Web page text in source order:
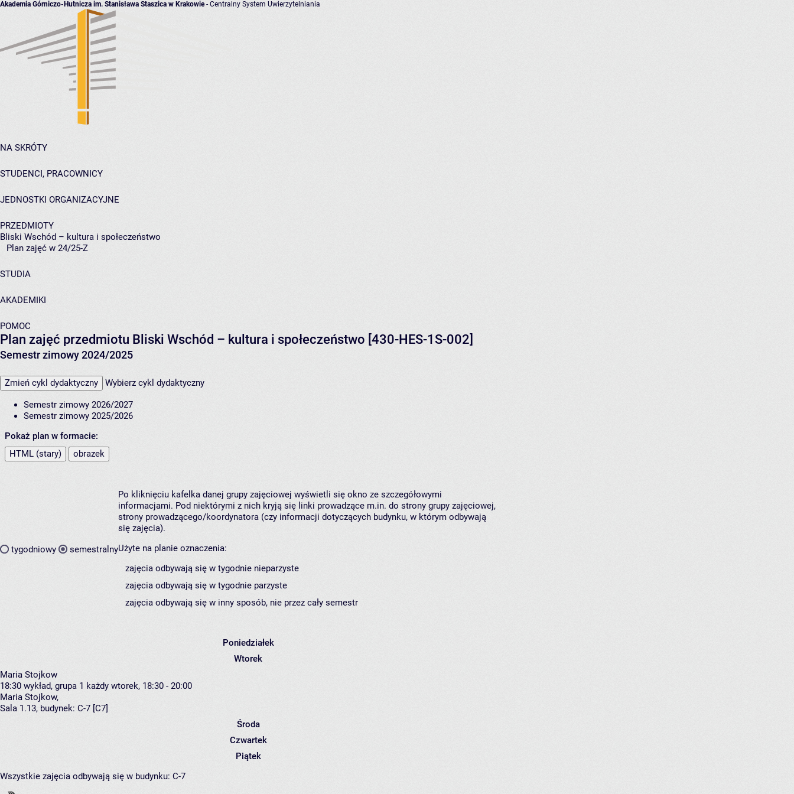
Akademia Górniczo-Hutnicza im. Stanisława Staszica w Krakowie- Centralny System Uwierzytelniania
NA SKRÓTY
STUDENCI, PRACOWNICY
JEDNOSTKI ORGANIZACYJNE
PRZEDMIOTY
Bliski Wschód – kultura i społeczeństwo
Plan zajęć w 24/25-Z
STUDIA
AKADEMIKI
POMOC
Plan zajęć przedmiotu Bliski Wschód – kultura i społeczeństwo [430-HES-1S-002]
Semestr zimowy 2024/2025
Zmień cykl dydaktyczny Wybierz cykl dydaktyczny
Semestr zimowy 2026/2027
Semestr zimowy 2025/2026
Pokaż plan w formacie:
HTML (stary)
obrazek
tygodniowy semestralny
Po kliknięciu kafelka danej grupy zajęciowej wyświetli się okno ze szczegółowymi
informacjami. Pod niektórymi z nich kryją się linki prowadzące m.in. do strony grupy zajęciowej,
strony prowadzącego/koordynatora (czy informacji dotyczących budynku, w którym odbywają
się zajęcia).
Użyte na planie oznaczenia:
zajęcia odbywają się w tygodnie nieparzyste
zajęcia odbywają się w tygodnie parzyste
zajęcia odbywają się w inny sposób, nie przez cały semestr
Poniedziałek
Wtorek
Maria Stojkow
18:30 wykład, grupa 1 każdy wtorek, 18:30 - 20:00
Maria Stojkow,
Sala 1.13, budynek: C-7 [C7]
Środa
Czwartek
Piątek
Wszystkie zajęcia odbywają się w budynku: C-7